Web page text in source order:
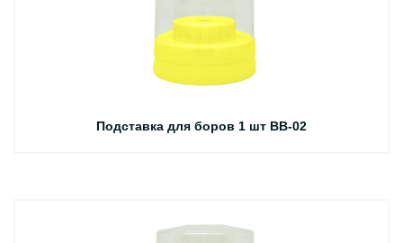
Подставка для боров 1 шт BB-02